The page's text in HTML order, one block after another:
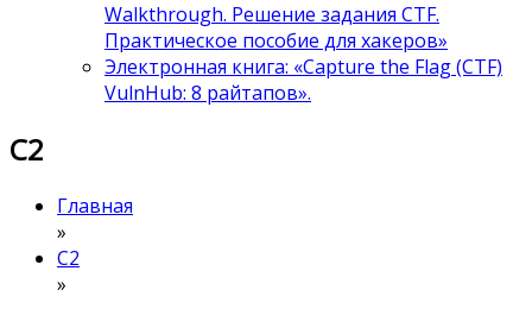
Walkthrough. Решение задания CTF.
Практическое пособие для хакеров»
Электронная книга: «Capture the Flag (CTF)
VulnHub: 8 райтапов».
C2
Главная
»
C2
»